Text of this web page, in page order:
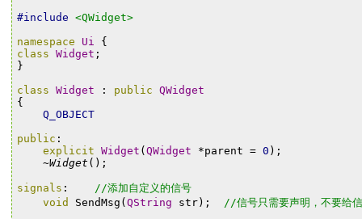
#include <QWidget>
namespace
Ui
{
class Widget ;
}
class Widget : public QWidget
{
Q_OBJECT
public :
explicit Widget (QWidget *parent = 0 );
~Widget ();
signals :
//添加自定义的信号
void
SendMsg (QString str); //信号只需要声明，不要给